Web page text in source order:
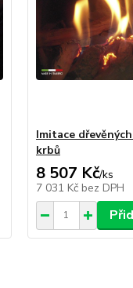
Imitace
krbů
8 507 Kč/ks
7 031 Kč bez DPH